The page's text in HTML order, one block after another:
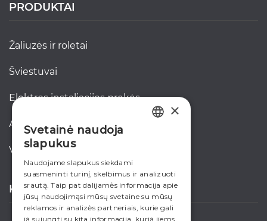
PRODUKTAI
žaliuzės ir roletai
šviestuvai
elektros instaliacijos prekės
akcijos
verslui
KONTAKTAI
RUSSIAN
×
Svetainė naudoja
slapukus
Naudojame slapukus siekdami
suasmeninti turinį, skelbimus ir analizuoti
srautą. Taip pat dalijamės informacija apie
jūsų naudojimąsi mūsų svetaine su mūsų
reklamos ir analizės partneriais, kurie gali
ją sujungti su kita informacija, kurią jiems